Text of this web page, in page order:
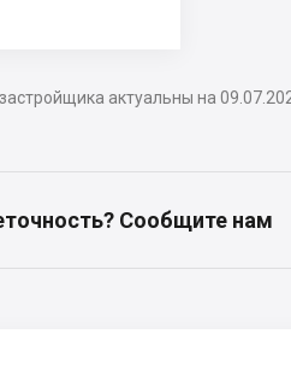
актуальны на
Сообщите нам